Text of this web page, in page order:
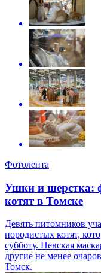
Фотолента
Ушки и шерстка:
котят в Томске
Девять питомников
породистых котят,
субботу. Невская
другие не менее
Томск.